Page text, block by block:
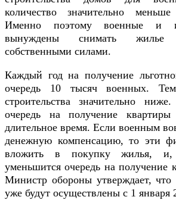
количество значительно
Именно поэтому военные и
вынуждены снимать жилье
собственными силами.
Каждый год на получение
очередь 10 тысяч военных.
строительства значительно
очередь на получение квартиры
длительное время. Если военным
денежную компенсацию, то эти
вложить в покупку жилья, и,
уменьшится очередь на получение
Министр обороны утверждает,
уже будут осуществлены с 1 января